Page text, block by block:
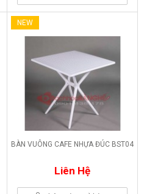
NEW
BÀN VUÔNG CAFE NHỰA ĐÚC BST04
Liên Hệ